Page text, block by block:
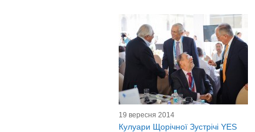
19 вересня 2014
Кулуари Щорічної Зустрічі YES